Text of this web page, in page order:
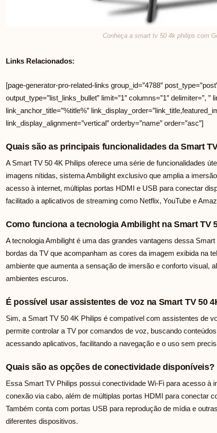
Conheça a smart tv 50 4k philips com
Links Relacionados:
[page-generator-pro-related-links group_id=”4788″
output_type=”list_links_bullet” limit=”1″ columns=”1″ delimiter=”, ”
link_anchor_title=”%title%”
link_display_alignment=”vertical” orderby=”name” order=”asc”]
Quais são as principais funcionalidades da Smart
A Smart TV 50 4K Philips oferece uma série de funcionalidades
imagens nítidas, sistema Ambilight exclusivo que amplia a
acesso à internet, múltiplas portas HDMI e USB para conectar
facilitado a aplicativos de streaming como Netflix, YouTube e
Como funciona a tecnologia Ambilight na Smart TV
A tecnologia Ambilight é uma das grandes vantagens dessa
bordas da TV que acompanham as cores da imagem exibida na
ambiente que aumenta a sensação de imersão e conforto visual,
ambientes escuros.
É possível usar assistentes de voz na Smart TV 50
Sim, a Smart TV 50 4K Philips é compatível com assistentes de
permite controlar a TV por comandos de voz, buscando
acessando aplicativos, facilitando a navegação e o uso sem
Quais são as opções de conectividade disponíveis?
Essa Smart TV Philips possui conectividade Wi-Fi para acesso à
conexão via cabo, além de múltiplas portas HDMI para conectar
Também conta com portas USB para reprodução de mídia e
diferentes dispositivos.